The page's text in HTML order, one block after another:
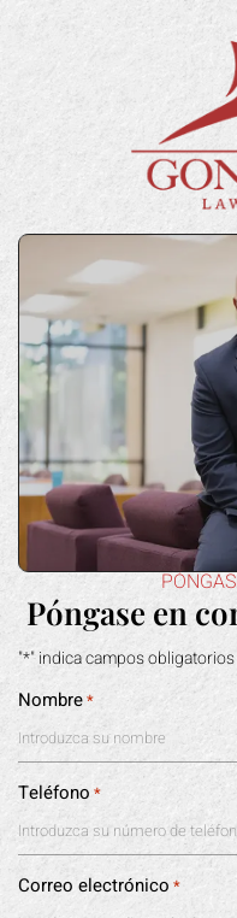
Póngase en
"*" indica campos obligatorios
Nombre*
Teléfono *
Correo electrónico *